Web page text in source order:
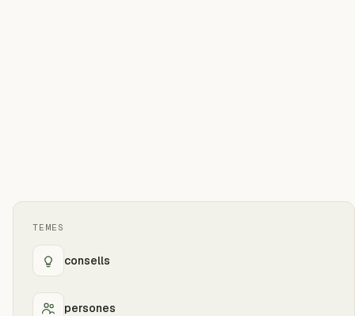
TEMES
consells
persones